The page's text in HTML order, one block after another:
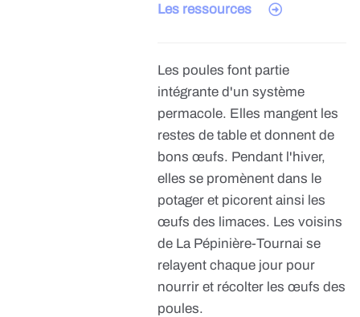
Les ressources
Les poules font partie
intégrante d'un système
permacole. Elles mangent les
restes de table et donnent de
bons œufs. Pendant l'hiver,
elles se promènent dans le
potager et picorent ainsi les
œufs des limaces. Les voisins
de La Pépinière-Tournai se
relayent chaque jour pour
nourrir et récolter les œufs des
poules.